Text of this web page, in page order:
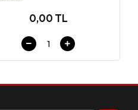
0,00 TL